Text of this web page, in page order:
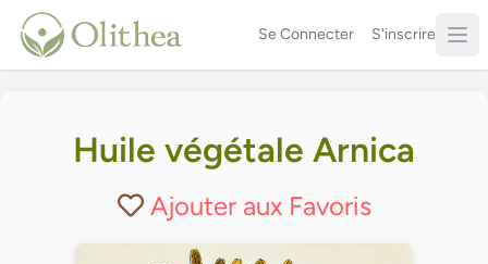
Se Connecter S'inscrire
Huile végétale Arnica
Ajouter aux Favoris